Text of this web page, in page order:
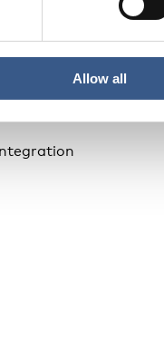
Allow all